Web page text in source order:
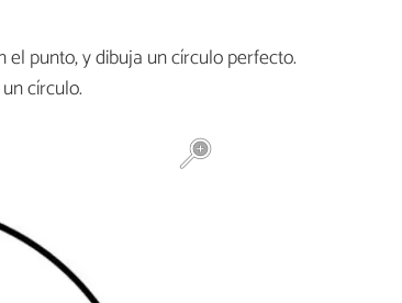
punto, y dibuja un círculo perfecto.
círculo.